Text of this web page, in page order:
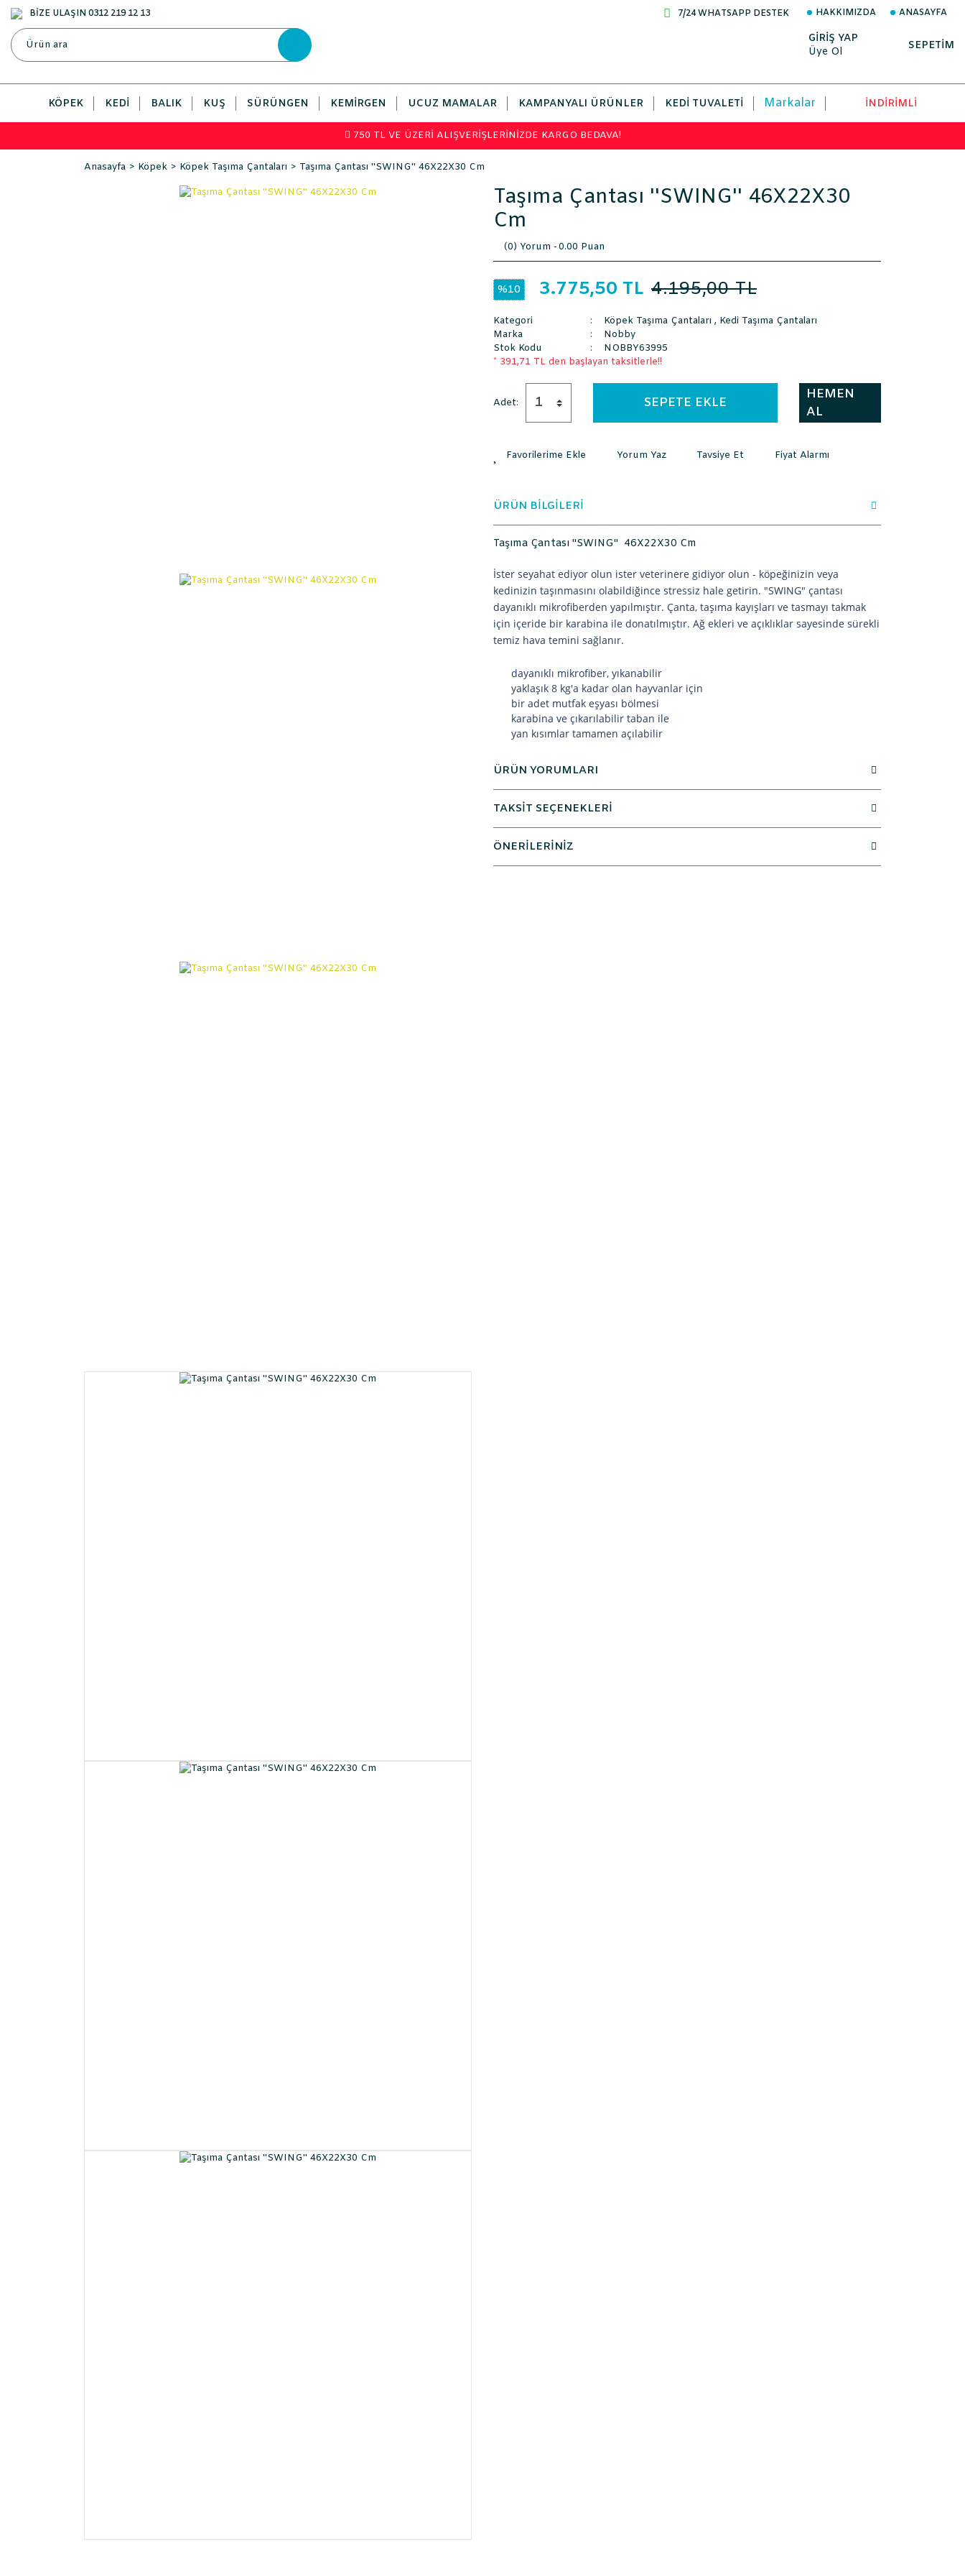
BİZE ULAŞIN 0312 219 12 13 7/24 WHATSAPP DESTEK HAKKIMIZDA ANASAYFA
GİRİŞ YAP
Üye Ol
SEPETİM
KÖPEK KEDI BALIK KUŞ SÜRÜNGEN KEMIRGEN UCUZ MAMALAR KAMPANYALI ÜRÜNLER KEDI TUVALETI Markalar İNDİRİMLİ
750 TL VE ÜZERİ ALIŞVERİŞLERİNİZDE KARGO BEDAVA!
Anasayfa Köpek Köpek Taşıma Çantaları Taşıma Çantası ''SWING'' 46X22X30 Cm
Taşıma Çantası ''SWING'' 46X22X30
Cm
(0) Yorum -0.00 Puan
%10 3.775,50 TL 4.195,00 TL
Kategori Köpek Taşıma Çantaları , Kedi Taşıma Çantaları
Marka
Nobby
Stok Kodu
NOBBY63995
* 391,71 TL den başlayan taksitlerle!!
Adet: SEPETE EKLE
HEMEN
AL
Yorum Yaz Tavsiye Et Fiyat Alarmı
ÜRÜN BİLGİLERİ
Taşıma Çantası ''SWING'' 46X22X30 Cm
İster seyahat ediyor olun ister veterinere gidiyor olun - köpeğinizin veya
kedinizin taşınmasını olabildiğince stressiz hale getirin. "SWING" çantası
dayanıklı mikrofiberden yapılmıştır. Çanta, taşıma kayışları ve tasmayı takmak
için içeride bir karabina ile donatılmıştır. Ağ ekleri ve açıklıklar sayesinde sürekli
temiz hava temini sağlanır.
dayanıklı mikrofiber, yıkanabilir
yaklaşık 8 kg'a kadar olan hayvanlar için
bir adet mutfak eşyası bölmesi
karabina ve çıkarılabilir taban ile
yan kısımlar tamamen açılabilir
ÜRÜN YORUMLARI
TAKSİT SEÇENEKLERİ
ÖNERİLERİNİZ